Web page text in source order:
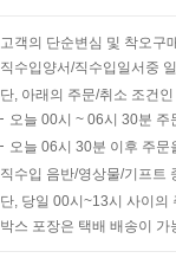
고객의 단순변심 및 착오구
직수입양서/직수입일서중
단, 아래의 주문/취소 조건
오늘 00시 ~ 06시 30분
오늘 06시 30분 이후 주
직수입 음반/영상물/기프트
단, 당일 00시~13시 사이의
박스 포장은 택배 배송이